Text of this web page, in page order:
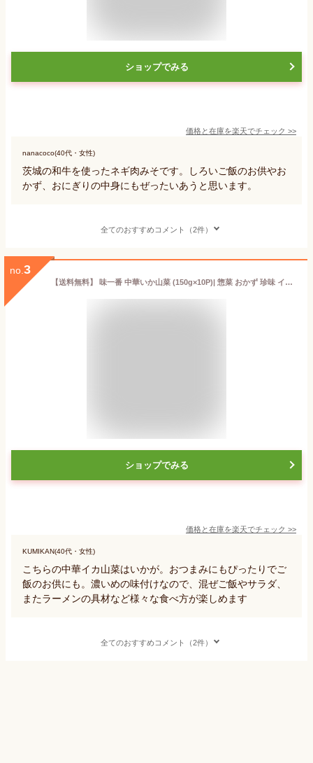
ショップでみる
価格と在庫を楽天でチェック >>
nanacoco(40代・女性)
茨城の和牛を使ったネギ肉みそです。しろいご飯のお供やお
かず、おにぎりの中身にもぜったいあうと思います。
全てのおすすめコメント（2件）
no. 3
【送料無料】 味一番 中華いか山菜 (150g×10P)| 惣菜 おかず 珍味 イカ珍味 冷凍 保存 長期保存 おつまみ つまみ ビール お酒 お取り寄せ 中華風 いか イカ 烏賊 魚介 魚介類 おいしい 茨城 お土産 海鮮 まとめ買い やみつき 晩酌 今日の晩酌 お供 ご飯 冷凍おつまみ 家飲み
ショップでみる
価格と在庫を楽天でチェック >>
KUMIKAN(40代・女性)
こちらの中華イカ山菜はいかが。おつまみにもぴったりでご
飯のお供にも。濃いめの味付けなので、混ぜご飯やサラダ、
またラーメンの具材など様々な食べ方が楽しめます
全てのおすすめコメント（2件）